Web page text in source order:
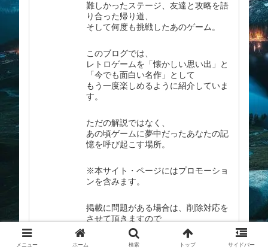
難しかったステージ、友達と攻略を語
り合った帰り道、
そして何度も挑戦したあのゲーム。
このブログでは、
レトロゲームを「懐かしい思い出」と
「今でも面白い名作」として
もう一度楽しめるように紹介していま
す。
ただの解説ではなく、
あの頃ゲームに夢中だったあなたの記
憶を呼び起こす場所。
※本サイト・ページにはプロモーショ
ンを含みます。
掲載に問題がある場合は、削除対応を
させて頂きますので
お手数ですがメールから御一報下さ
メニュー ホーム 検索 トップ サイドバー